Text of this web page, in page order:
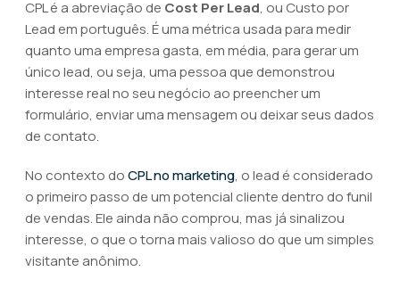
CPL é a abreviação de Cost Per Lead, ou Custo por
Lead em português. É uma métrica usada para medir
quanto uma empresa gasta, em média, para gerar um
único lead, ou seja, uma pessoa que demonstrou
interesse real no seu negócio ao preencher um
formulário, enviar uma mensagem ou deixar seus dados
de contato.
No contexto doCPL no marketing, o lead é considerado
o primeiro passo de um potencial cliente dentro do funil
de vendas. Ele ainda não comprou, mas já sinalizou
interesse, o que o torna mais valioso do que um simples
visitante anônimo.